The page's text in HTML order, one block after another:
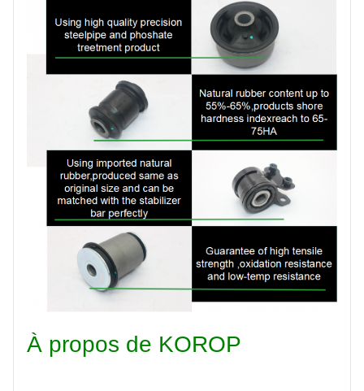
Taille 17 cm*17 cm*13,5 cm
Paiement T/T
Date de
livraison
1-5 JOURS pour les
articles en stock, 30-45
JOURS pour les
commandes de
production
Marque
À propos de KOROP